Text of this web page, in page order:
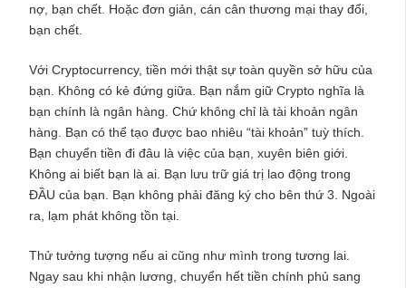
nợ, bạn chết. Hoặc đơn giản, cán cân thương mại thay đổi,
bạn chết.
Với Cryptocurrency, tiền mới thật sự toàn quyền sở hữu của
bạn. Không có kẻ đứng giữa. Bạn nắm giữ Crypto nghĩa là
bạn chính là ngân hàng. Chứ không chỉ là tài khoản ngân
hàng. Bạn có thể tạo được bao nhiêu “tài khoản” tuỳ thích.
Bạn chuyển tiền đi đâu là việc của bạn, xuyên biên giới.
Không ai biết bạn là ai. Bạn lưu trữ giá trị lao động trong
ĐẦU của bạn. Bạn không phải đăng ký cho bên thứ 3. Ngoài
ra, lạm phát không tồn tại.
Thử tưởng tượng nếu ai cũng như mình trong tương lai.
Ngay sau khi nhận lương, chuyển hết tiền chính phủ sang